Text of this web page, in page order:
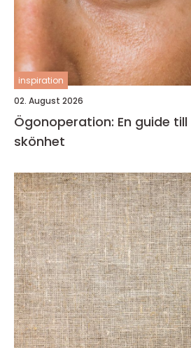
inspiration
02. August 2026
Ögonoperation: En guide
skönhet